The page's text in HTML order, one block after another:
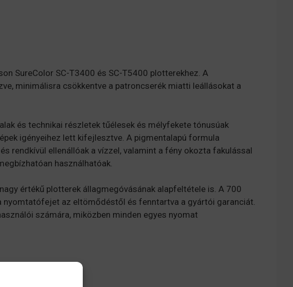
SureColor SC-T3400 és SC-T5400 plotterekhez. A
minimálisra csökkentve a patroncserék miatti leállásokat a
és technikai részletek tűélesek és mélyfekete tónusúak
igényeihez lett kifejlesztve. A pigmentalapú formula
rendkívül ellenállóak a vízzel, valamint a fény okozta fakulással
használhatóak.
értékű plotterek állagmegóvásának alapfeltétele is. A 700
az eltömődéstől és fenntartva a gyártói garanciát.
számára, miközben minden egyes nyomat